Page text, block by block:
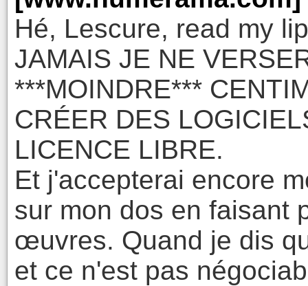
Hé, Lescure, read my
JAMAIS JE NE
***MOINDRE***
CRÉER DES
LICENCE LIBRE.
Et j'accepterai encore
sur mon dos en faisant
œuvres. Quand je dis
et ce n'est pas